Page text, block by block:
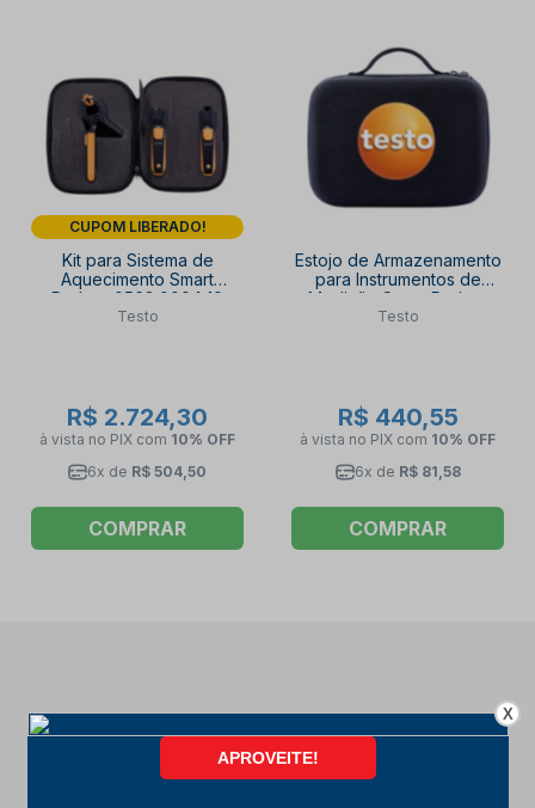
CUPOM LIBERADO!
Kit para Sistema de
Aquecimento Smart
Probes 0563 0004 10
TESTO
Testo
R$ 2.724,30
à vista no PIX com 10% OFF
6x de R$ 504,50
COMPRAR
Estojo de Armazenamento
para Instrumentos de
Medição Smart Probes
05160270 TESTO
Testo
R$ 440,55
à vista no PIX com 10% OFF
6x de R$ 81,58
COMPRAR
X